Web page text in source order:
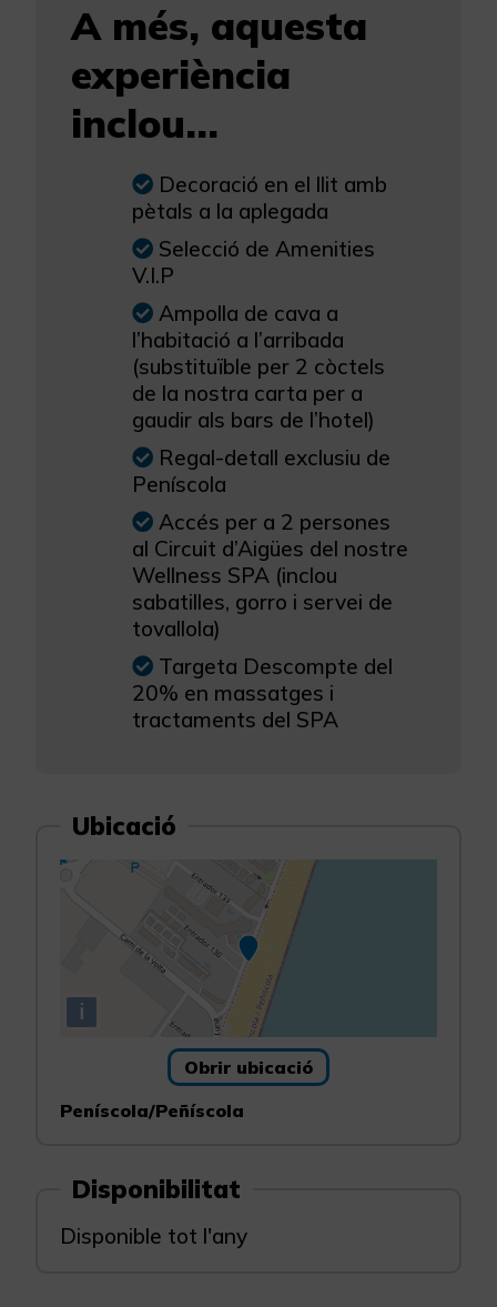
A més, aquesta
experiència
inclou...
Decoració en el llit amb
pètals a la aplegada
Selecció de Amenities
V.I.P
Ampolla de cava a
l’habitació a l’arribada
(substituïble per 2 còctels
de la nostra carta per a
gaudir als bars de l’hotel)
Regal-detall exclusiu de
Peníscola
Accés per a 2 persones
al Circuit d’Aigües del nostre
Wellness SPA (inclou
sabatilles, gorro i servei de
tovallola)
Targeta Descompte del
20% en massatges i
tractaments del SPA
Ubicació
i
Obrir ubicació
Peníscola/Peñíscola
Disponibilitat
Disponible tot l'any